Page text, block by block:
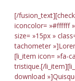
[/
iconcolor= »#ffffff
size= »15px »
tachometer
[li_item icon= »fa-
tristique.[/
download